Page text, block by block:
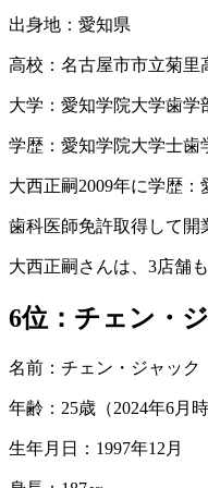
出身地：愛知県
高校：名古屋市市立菊里
大学：愛知学院大学歯学
学歴：愛知学院大学士歯
大西正嗣2009年に学歴
歯科医師免許取得して開
大西正嗣さんは、3店舗
6位：チェン・
名前：チェン・ジャック
年齢：25歳（2024年6月時
生年月日：1997年12月